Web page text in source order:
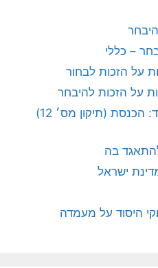
פרק 4: הגנתו של רווק יסוד: הכנסת (תיקון מס׳ 12)